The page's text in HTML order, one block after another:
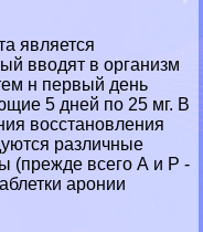
является
вводят в организм
н первый день
5 дней по 25 мг. В
восстановления
различные
(прежде всего А и Р -
аронии